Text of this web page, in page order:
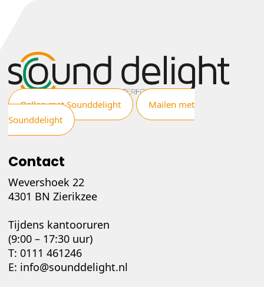
Bellen met Sounddelight
Mailen met
Sounddelight
Contact
Wevershoek 22
4301 BN Zierikzee
Tijdens kantooruren
(9:00 – 17:30 uur)
T: 0111 461246
E: info@sounddelight.nl